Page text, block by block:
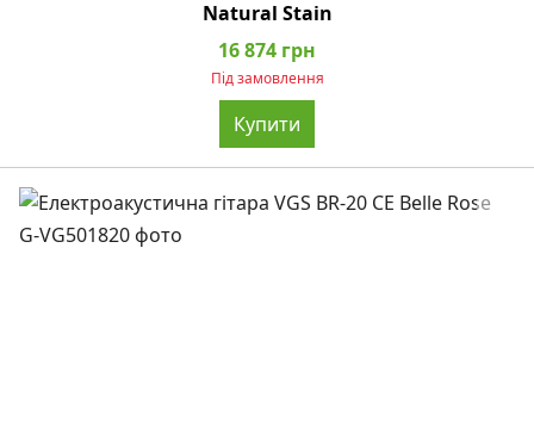
Natural Stain
16 874 грн
Під замовлення
Купити